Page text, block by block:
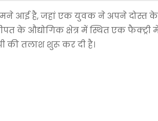
आई है, जहां एक युवक ने अपने दोस्त के
के औद्योगिक क्षेत्र में स्थित एक फैक्ट्री
की तलाश शुरू कर दी है।